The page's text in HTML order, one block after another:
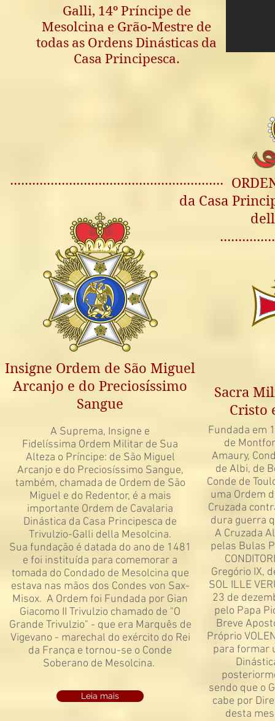
Galli, 14º Príncipe de
Mesolcina e Grão-Mestre de
todas as Ordens Dinásticas da
Casa Principesca.
da Casa
..........................................................
Sacra
Cristo
Fundada em
de
Amaury,
de Albi, de
Conde de
uma Ordem
Cruzada
dura guerra
A Cruzada
pelas Bulas
Gregório IX,
SOL ILLE
23 de
pelo Papa
Breve
Próprio
para formar
sendo que o
cabe por
desta
Insigne Ordem de São Miguel
Arcanjo e do Preciosíssimo
Sangue
A Suprema, Insigne e
Fidelíssima Ordem Militar de Sua
Alteza o Príncipe: de São Miguel
Arcanjo e do Preciosíssimo Sangue,
também, chamada de Ordem de São
Miguel e do Redentor, é a mais
importante Ordem de Cavalaria
Dinástica da Casa Principesca de
Trivulzio-Galli della Mesolcina.
Sua fundação é datada do ano de 1481
e foi instituída para comemorar a
tomada do Condado de Mesolcina que
estava nas mãos dos Condes von Sax-
Misox. A Ordem foi Fundada por Gian
Giacomo II Trivulzio chamado de "O
Grande Trivulzio" - que era Marquês de
Vigevano - marechal do exército do Rei
da França e tornou-se o Conde
Soberano de Mesolcina.
Leia mais